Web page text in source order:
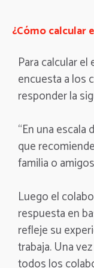
¿Cómo calcular
Para calcular el
encuesta a los
responder la
“En una escala
que
familia o
Luego el
respuesta en
refleje su
trabaja. Una
todos los